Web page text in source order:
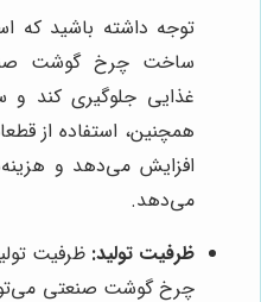
توجه داشته باشید که
ساخت چرخ گوشت
غذایی جلوگیری کند و
همچنین، استفاده از
افزایش می‌دهد و
می‌دهد.
ظرفیت تولید: ظرفیت
چرخ گوشت صنعتی